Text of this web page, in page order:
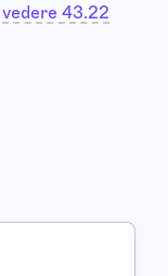
vedere 43.22